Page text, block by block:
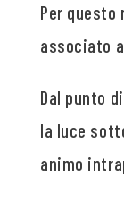
Per questo
associato
Dal punto
la luce
animo